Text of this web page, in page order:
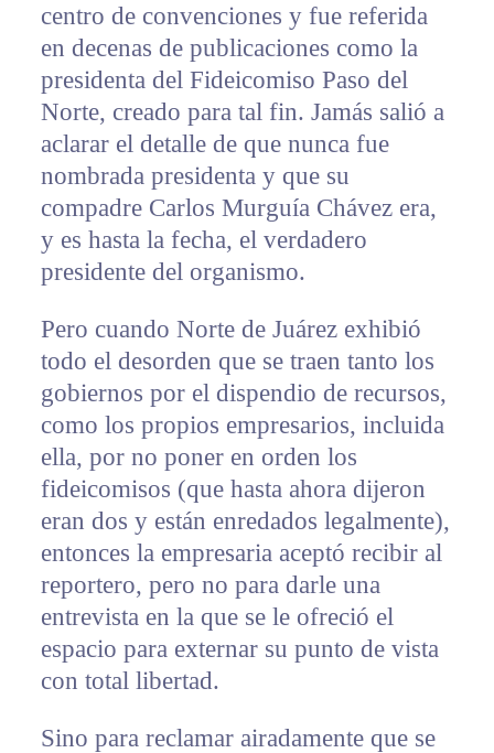
centro de convenciones y fue referida
en decenas de publicaciones como la
presidenta del Fideicomiso Paso del
Norte, creado para tal fin. Jamás salió a
aclarar el detalle de que nunca fue
nombrada presidenta y que su
compadre Carlos Murguía Chávez era,
y es hasta la fecha, el verdadero
presidente del organismo.
Pero cuando Norte de Juárez exhibió
todo el desorden que se traen tanto los
gobiernos por el dispendio de recursos,
como los propios empresarios, incluida
ella, por no poner en orden los
fideicomisos (que hasta ahora dijeron
eran dos y están enredados legalmente),
entonces la empresaria aceptó recibir al
reportero, pero no para darle una
entrevista en la que se le ofreció el
espacio para externar su punto de vista
con total libertad.
Sino para reclamar airadamente que se